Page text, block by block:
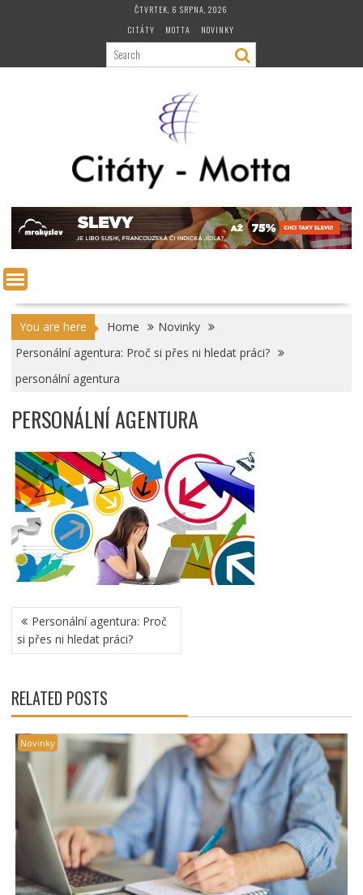
ČTVRTEK, 6 SRPNA, 2026
CITÁTY
MOTTA NOVINKY
You are here Home
Novinky
Personální agentura: Proč si přes ni hledat práci?
personální agentura
PERSONÁLNÍ AGENTURA
NAVIGACE
PRO
PŘÍSPĚVEK
Personální agentura: Proč
si přes ni hledat práci?
RELATED POSTS
Novinky